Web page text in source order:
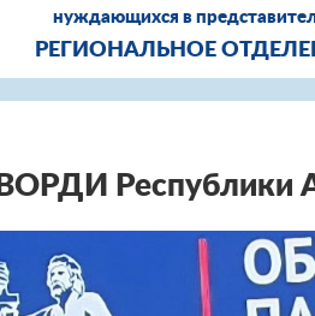
нуждающихся в
РЕГИОНАЛЬНОЕ
Республики